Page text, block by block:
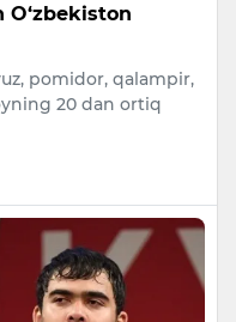
pomidor, qalampir,
20 dan ortiq